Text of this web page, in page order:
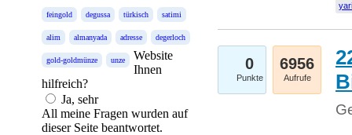
feingold degussa türkisch satimi
alim almanyada adresse degerloch
gold-goldmünze unze
Website
Ihnen
hilfreich?
Ja, sehr
All meine Fragen wurden auf
dieser Seite beantwortet.
0
Punkte
6956
Aufrufe